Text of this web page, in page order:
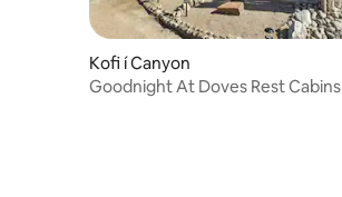
Kofi í Canyon
Goodnight At Doves Rest Cabins